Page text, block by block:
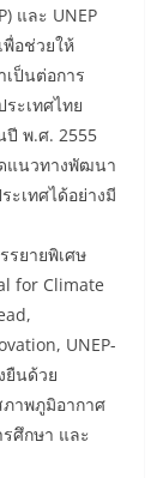
และ UNEP
พื่อช่วยให้
ป็นต่อการ
ะเทศไทย
ปี พ.ศ. 2555
แนวทางพัฒนา
ะเทศได้อย่างมี
รยายพิเศษ
for Climate
UNEP-
ยืนด้วย
าพภูมิอากาศ
ศึกษา และ